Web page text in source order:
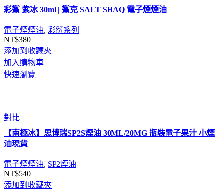
彩鯊 紫冰 30ml | 鯊克 SALT SHAQ 電子煙煙油
電子煙煙油, 彩鯊系列
NT$380
添加到收藏夾
加入購物車
快速瀏覽
對比
【南極冰】思博瑞SP2S煙油 30ML/20MG 瓶裝電子果汁 小煙
油現貨
電子煙煙油, SP2煙油
NT$540
添加到收藏夾